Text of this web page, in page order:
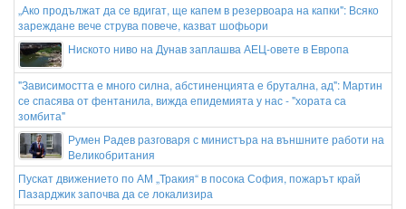
„Ако продължат да се вдигат, ще капем в резервоара на капки": Всяко
зареждане вече струва повече, казват шофьори
Ниското ниво на Дунав заплашва АЕЦ-овете в Европа
"Зависимостта е много силна, абстиненцията е брутална, ад": Мартин
се спасява от фентанила, вижда епидемията у нас - "хората са
зомбита"
Румен Радев разговаря с министъра на външните работи на
Великобритания
Пускат движението по АМ „Тракия“ в посока София, пожарът край
Пазарджик започва да се локализира